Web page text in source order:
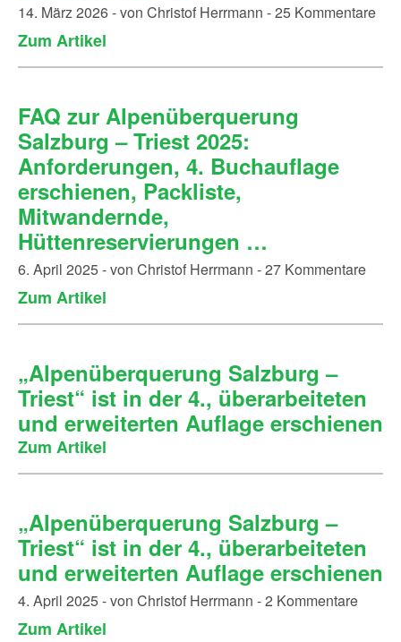
14. März 2026 - von Christof Herrmann - 25 Kommentare
Zum Artikel
FAQ zur Alpenüberquerung
Salzburg – Triest 2025:
Anforderungen, 4. Buchauflage
erschienen, Packliste,
Mitwandernde,
Hüttenreservierungen …
6. April 2025 - von Christof Herrmann - 27 Kommentare
Zum Artikel
„Alpenüberquerung Salzburg –
Triest“ ist in der 4., überarbeiteten
und erweiterten Auflage erschienen
Zum Artikel
„Alpenüberquerung Salzburg –
Triest“ ist in der 4., überarbeiteten
und erweiterten Auflage erschienen
4. April 2025 - von Christof Herrmann - 2 Kommentare
Zum Artikel